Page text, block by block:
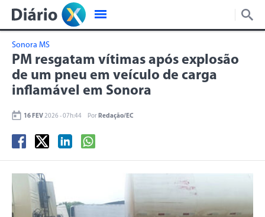
Sonora MS
PM resgatam vítimas após explosão
de um pneu em veículo de carga
inflamável em Sonora
16 FEV2026 - 07h:44 Por Redação/EC